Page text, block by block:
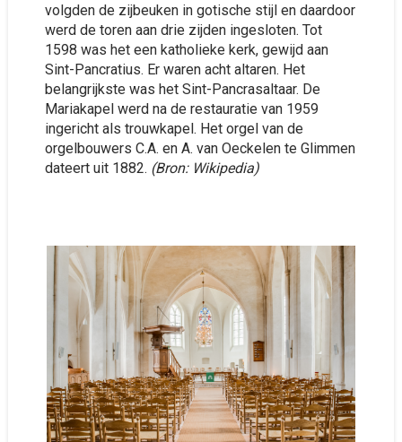
volgden de zijbeuken in gotische stijl en daardoor
werd de toren aan drie zijden ingesloten. Tot
1598 was het een katholieke kerk, gewijd aan
Sint-Pancratius. Er waren acht altaren. Het
belangrijkste was het Sint-Pancrasaltaar. De
Mariakapel werd na de restauratie van 1959
ingericht als trouwkapel. Het orgel van de
orgelbouwers C.A. en A. van Oeckelen te Glimmen
dateert uit 1882. (Bron: Wikipedia)